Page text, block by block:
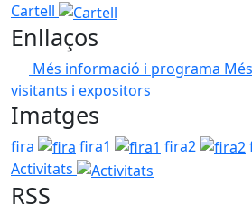
Cartell
Enllaços
Més informació i programa
visitants i expositors
Imatges
fira fira1 fira2
Activitats
RSS